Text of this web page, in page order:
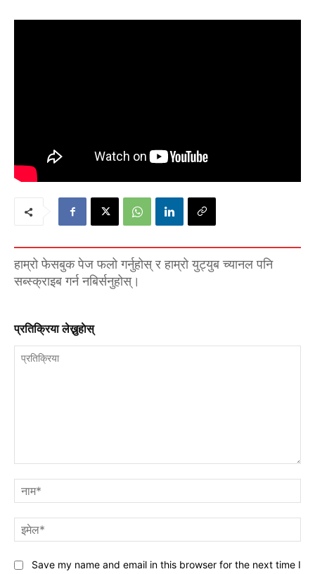
हाम्रो फेसबुक पेज फलो गर्नुहोस् र हाम्रो युट्युब च्यानल पनि
सब्स्क्राइब गर्न नबिर्सनुहोस्।
प्रतिक्रिया लेख्नुहाेस्
Save my name and email in this browser for the next time I